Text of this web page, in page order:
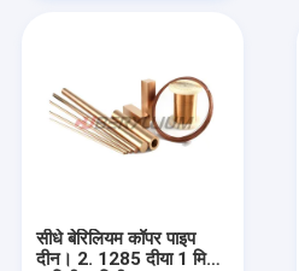
सीधे बेरिलियम कॉपर पाइप
दीन। 2. 1285 दीया 1 मिमी